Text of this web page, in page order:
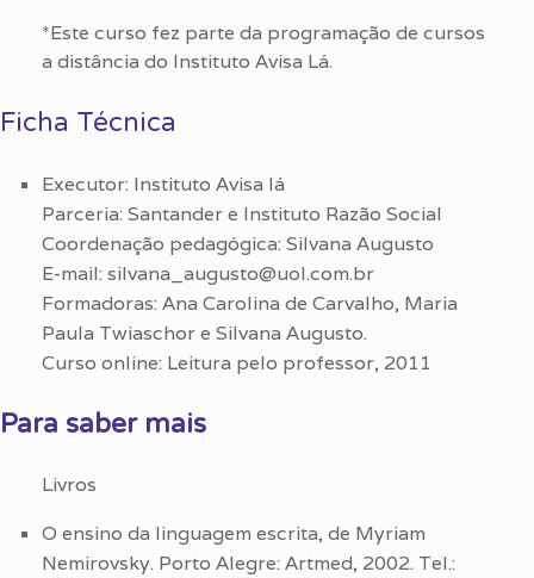
*Este curso fez parte da programação de cursos
a distância do Instituto Avisa Lá.
Ficha Técnica
Executor: Instituto Avisa lá
Parceria: Santander e Instituto Razão Social
Coordenação pedagógica: Silvana Augusto
E-mail: silvana_augusto@uol.com.br
Formadoras: Ana Carolina de Carvalho, Maria
Paula Twiaschor e Silvana Augusto.
Curso online: Leitura pelo professor, 2011
Para saber mais
Livros
O ensino da linguagem escrita, de Myriam
Nemirovsky. Porto Alegre: Artmed, 2002. Tel.: